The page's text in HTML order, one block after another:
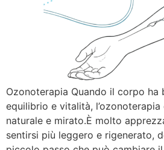
Ozonoterapia Quando il corpo
equilibrio e vitalità,
naturale e mirato.È molto
sentirsi più leggero e rigenerato,